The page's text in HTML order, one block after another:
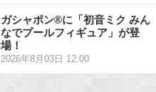
ガシャポン®に「初音ミク みん
なでプールフィギュア」が登
場！
2026年8月03日 12:00